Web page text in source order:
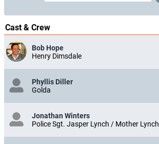
Cast & Crew
Bob Hope
Henry Dimsdale
Phyllis Diller
Golda
Jonathan Winters
Police Sgt. Jasper Lynch / Mother Lynch